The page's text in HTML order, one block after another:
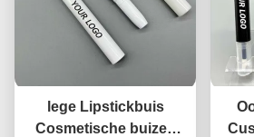
lege Lipstickbuis
Cosmetische buizen